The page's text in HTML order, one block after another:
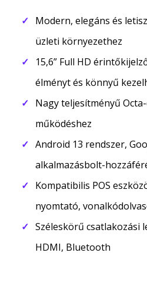
Modern, elegáns és
üzleti környezethez
15,6” Full HD
élményt és könnyű
Nagy teljesítményű
működéshez
Android 13 rendszer,
alkalmazásbolt-
Kompatibilis POS
nyomtató,
Széleskörű csatlakozási
HDMI, Bluetooth